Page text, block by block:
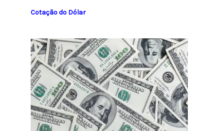
Cotação do Dólar